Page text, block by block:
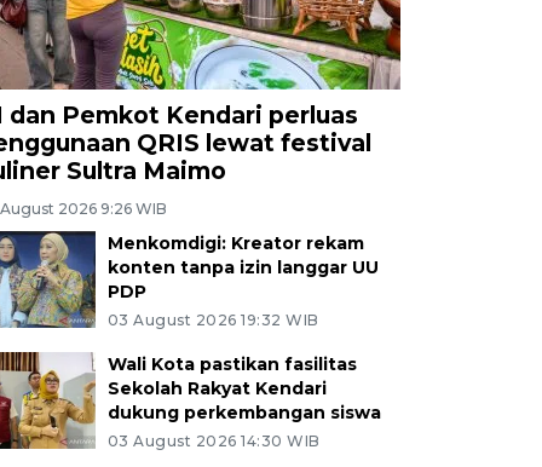
dan Pemkot Kendari perluas
QRIS lewat festival
Sultra Maimo
2026 9:26 WIB
Menkomdigi: Kreator rekam
konten tanpa izin langgar UU
PDP
03 August 2026 19:32 WIB
Wali Kota pastikan fasilitas
Sekolah Rakyat Kendari
dukung perkembangan siswa
03 August 2026 14:30 WIB